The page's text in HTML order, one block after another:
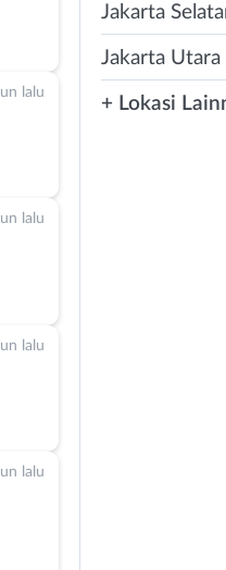
lalu
lalu
lalu
lalu
Jakarta
Jakarta Utara
+ Lokasi